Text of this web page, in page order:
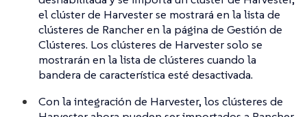
el clúster de Harvester se mostrará en la lista de
clústeres de Rancher en la página de Gestión de
Clústeres. Los clústeres de Harvester solo se
mostrarán en la lista de clústeres cuando la
bandera de característica esté desactivada.
Con la integración de Harvester, los clústeres de